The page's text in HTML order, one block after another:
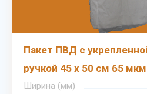
Пакет ПВД с
ручкой 45 х 50 см 65 мкм
Ширина (мм)